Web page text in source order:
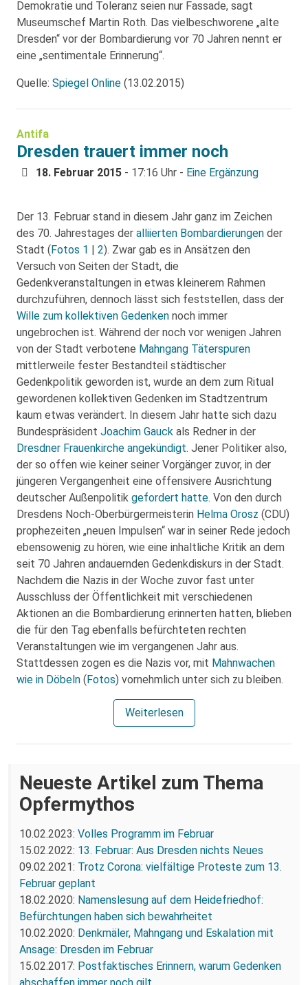
Demokratie und Toleranz seien nur Fassade, sagt
Museumschef Martin Roth. Das vielbeschworene „alte
Dresden“ vor der Bombardierung vor 70 Jahren nennt er
eine „sentimentale Erinnerung“.
Quelle: Spiegel Online (13.02.2015)
Antifa
Dresden trauert immer noch
18. Februar 2015 - 17:16 Uhr - Eine Ergänzung
Der 13. Februar stand in diesem Jahr ganz im Zeichen
des 70. Jahrestages der alliierten Bombardierungen der
Stadt (Fotos 1 | 2). Zwar gab es in Ansätzen den
Versuch von Seiten der Stadt, die
Gedenkveranstaltungen in etwas kleinerem Rahmen
durchzuführen, dennoch lässt sich feststellen, dass der
Wille zum kollektiven Gedenken noch immer
ungebrochen ist. Während der noch vor wenigen Jahren
von der Stadt verbotene Mahngang Täterspuren
mittlerweile fester Bestandteil städtischer
Gedenkpolitik geworden ist, wurde an dem zum Ritual
gewordenen kollektiven Gedenken im Stadtzentrum
kaum etwas verändert. In diesem Jahr hatte sich dazu
Bundespräsident Joachim Gauck als Redner in der
Dresdner Frauenkirche angekündigt. Jener Politiker also,
der so offen wie keiner seiner Vorgänger zuvor, in der
jüngeren Vergangenheit eine offensivere Ausrichtung
deutscher Außenpolitik gefordert hatte. Von den durch
Dresdens Noch-Oberbürgermeisterin Helma Orosz (CDU)
prophezeiten „neuen Impulsen“ war in seiner Rede jedoch
ebensowenig zu hören, wie eine inhaltliche Kritik an dem
seit 70 Jahren andauernden Gedenkdiskurs in der Stadt.
Nachdem die Nazis in der Woche zuvor fast unter
Ausschluss der Öffentlichkeit mit verschiedenen
Aktionen an die Bombardierung erinnerten hatten, blieben
die für den Tag ebenfalls befürchteten rechten
Veranstaltungen wie im vergangenen Jahr aus.
Stattdessen zogen es die Nazis vor, mit Mahnwachen
wie in Döbeln (Fotos) vornehmlich unter sich zu bleiben.
Weiterlesen
Neueste Artikel zum Thema
Opfermythos
10.02.2023: Volles Programm im Februar
15.02.2022: 13. Februar: Aus Dresden nichts Neues
09.02.2021: Trotz Corona: vielfältige Proteste zum 13.
Februar geplant
18.02.2020: Namenslesung auf dem Heidefriedhof:
Befürchtungen haben sich bewahrheitet
10.02.2020: Denkmäler, Mahngang und Eskalation mit
Ansage: Dresden im Februar
15.02.2017: Postfaktisches Erinnern, warum Gedenken